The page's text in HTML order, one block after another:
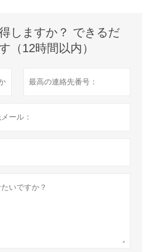
しますか？ できるだ
（12時間以内）